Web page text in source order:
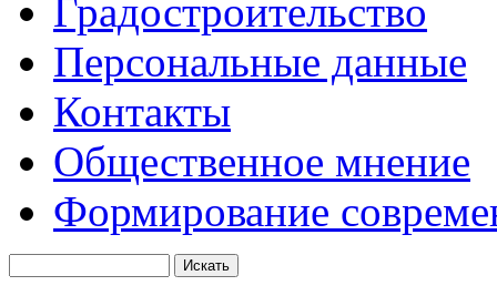
Градостроительство
Персональные данные
Контакты
Общественное мнение
Формирование